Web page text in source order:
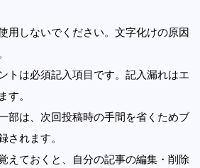
用しないでください。文字化けの原因
トは必須記入項目です。記入漏れはエ
す。
部は、次回投稿時の手間を省くためブ
されます。
えておくと、自分の記事の編集・削除